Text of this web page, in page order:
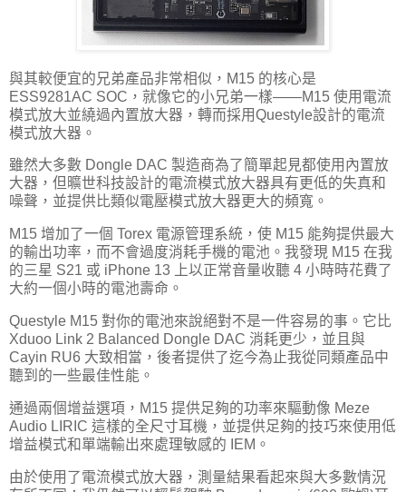
與其較便宜的兄弟產品非常相似，M15 的核心是
ESS9281AC SOC，就像它的小兄弟一樣——M15 使用電流
模式放大並繞過內置放大器，轉而採用Questyle設計的電流
模式放大器。
雖然大多數 Dongle DAC 製造商為了簡單起見都使用內置放
大器，但曠世科技設計的電流模式放大器具有更低的失真和
噪聲，並提供比類似電壓模式放大器更大的頻寬。
M15 增加了一個 Torex 電源管理系統，使 M15 能夠提供最大
的輸出功率，而不會過度消耗手機的電池。我發現 M15 在我
的三星 S21 或 iPhone 13 上以正常音量收聽 4 小時時花費了
大約一個小時的電池壽命。
Questyle M15 對你的電池來說絕對不是一件容易的事。它比
Xduoo Link 2 Balanced Dongle DAC 消耗更少，並且與
Cayin RU6 大致相當，後者提供了迄今為止我從同類產品中
聽到的一些最佳性能。
通過兩個增益選項，M15 提供足夠的功率來驅動像 Meze
Audio LIRIC 這樣的全尺寸耳機，並提供足夠的技巧來使用低
增益模式和單端輸出來處理敏感的 IEM。
由於使用了電流模式放大器，測量結果看起來與大多數情況